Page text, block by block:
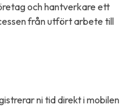
och hantverkare ett
från utfört arbete till
ni tid direkt i mobilen